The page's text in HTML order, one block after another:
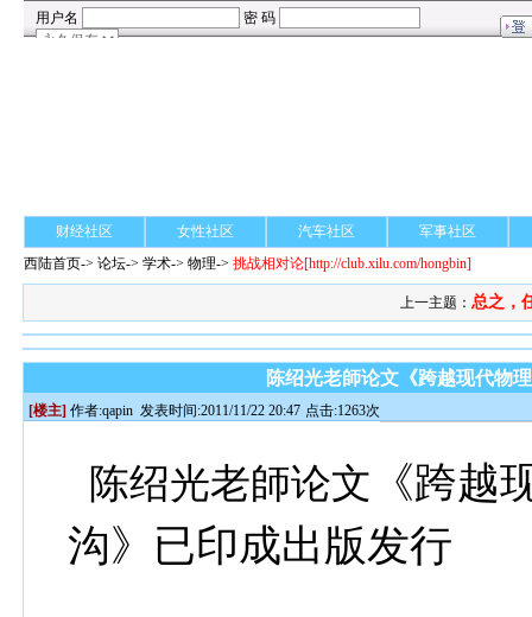
财经社区 女性社区 汽车社区
军事社区
西陆首页->论坛->学术-> 物理->挑战相对论[http://club.xilu.com/hongbin]
上一主题：总之，
陈绍光老師论文《跨越现代物
[楼主] 作者:qapin 发表时间:2011/11/22 20:47 点击:1263次
陈绍光老師论文 《跨越
沟》已印成出版发行